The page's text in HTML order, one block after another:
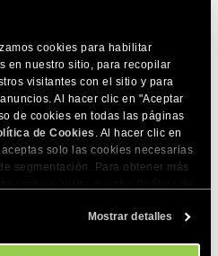
cookies para habilitar
en nuestro sitio, para recopilar
visitantes con el sitio y para
Al hacer clic en "Aceptar
de cookies en todas las páginas
de Cookies . Al hacer clic en
solo las cookies necesarias
segmentación. Para obtener más
Configuración de Cookies de
Mostrar detalles
alrededores hasta tarde esa
gritando. ¡La
con palabras!